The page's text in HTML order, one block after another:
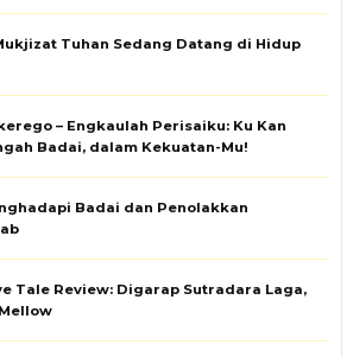
Tuhan Sedang Datang di Hidup
– Engkaulah Perisaiku: Ku Kan
Badai, dalam Kekuatan-Mu!
Badai dan Penolakkan
Tale Review: Digarap Sutradara Laga,